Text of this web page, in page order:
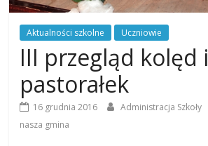
Aktualności szkolne Uczniowie
III przegląd kolęd i
pastorałek
16 grudnia 2016 Administracja Szkoły
nasza gmina